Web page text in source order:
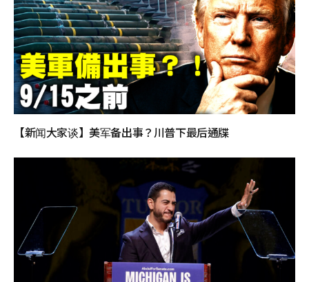
【新闻大家谈】美军备出事？川普下最后通牒